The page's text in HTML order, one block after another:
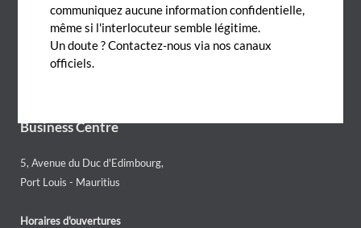
communiquez aucune information confidentielle,
même si l'interlocuteur semble légitime.
Un doute ? Contactez-nous via nos canaux
officiels.
461 La Promenade
Telfair 80829
Ile Maurice
Business Centre
5, Avenue du Duc d'Edimbourg,
Port Louis - Mauritius
Horaires d'ouvertures